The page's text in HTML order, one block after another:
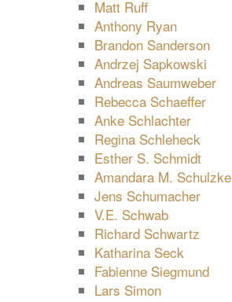
Matt Ruff
Anthony Ryan
Brandon Sanderson
Andrzej Sapkowski
Andreas Saumweber
Rebecca Schaeffer
Anke Schlachter
Regina Schleheck
Esther S. Schmidt
Amandara M. Schulzke
Jens Schumacher
V.E. Schwab
Richard Schwartz
Katharina Seck
Fabienne Siegmund
Lars Simon